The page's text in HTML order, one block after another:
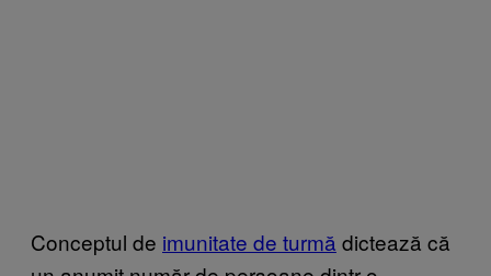
Conceptul de imunitate de turmă dictează că